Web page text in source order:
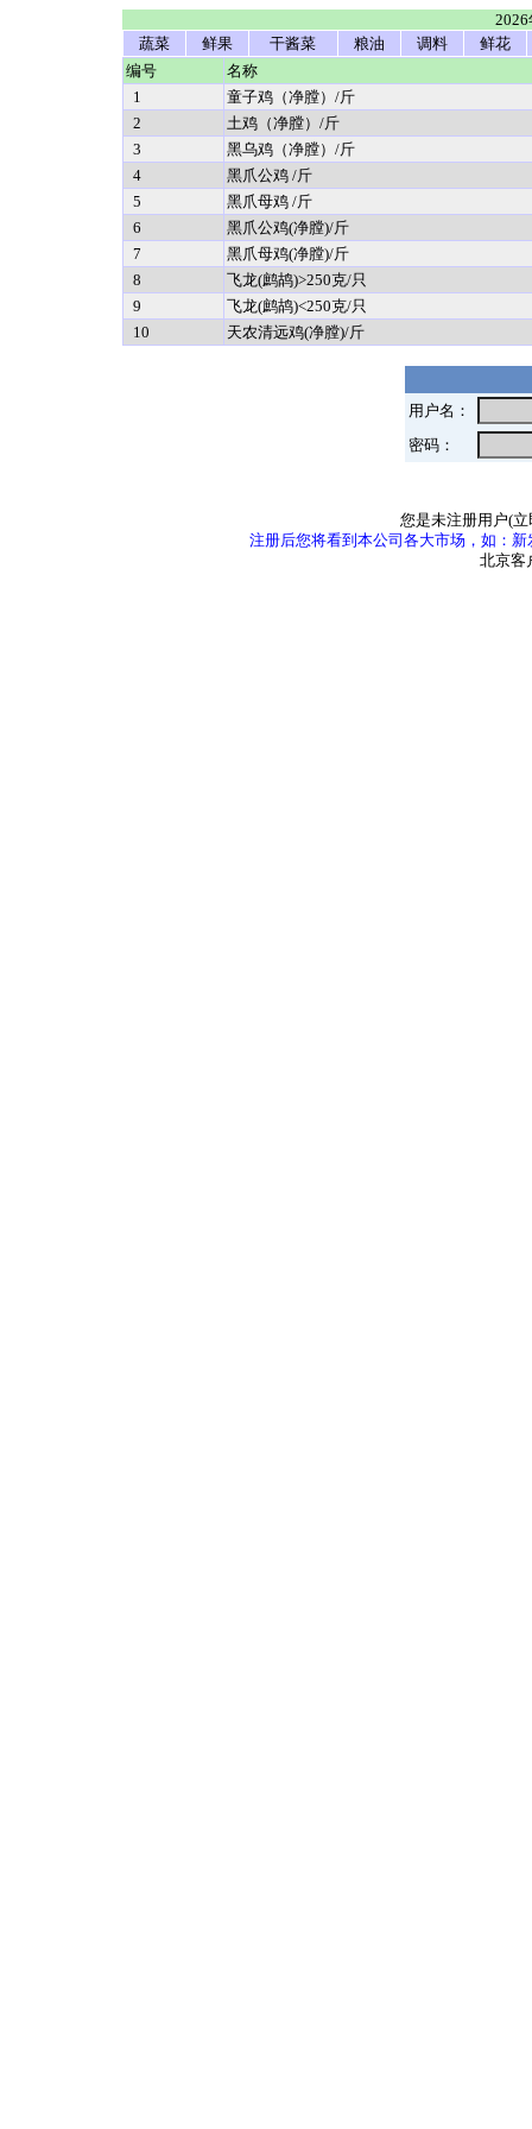
蔬菜
鲜果 干酱菜 粮油 调料
鲜花
编号
名称
1
童子鸡（净膛）/斤
2
土鸡（净膛）/斤
3
黑乌鸡（净膛）/斤
4
黑爪公鸡 /斤
5
黑爪母鸡 /斤
6
黑爪公鸡(净膛)/斤
7
黑爪母鸡(净膛)/斤
8
飞龙(鹧鸪)>250克/只
9
飞龙(鹧鸪)<250克/只
10
天农清远鸡(净膛)/斤
用户名：
密码：
您是未注册用户(立
注册后您将看到本公司各大市场，如：
北京客